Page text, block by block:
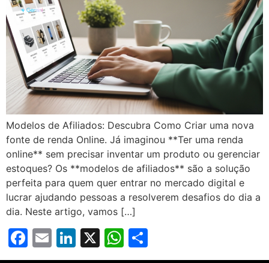
Modelos de Afiliados: Descubra Como Criar uma nova
fonte de renda Online. Já imaginou **Ter uma renda
online** sem precisar inventar um produto ou gerenciar
estoques? Os **modelos de afiliados** são a solução
perfeita para quem quer entrar no mercado digital e
lucrar ajudando pessoas a resolverem desafios do dia a
dia. Neste artigo, vamos […]
Facebook
EmailLinkedIn
X WhatsApp